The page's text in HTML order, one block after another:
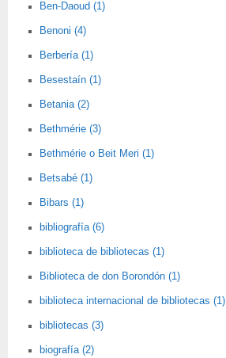
Ben-Daoud (1)
Benoni (4)
Berbería (1)
Besestaín (1)
Betania (2)
Bethmérie (3)
Bethmérie o Beit Meri (1)
Betsabé (1)
Bibars (1)
bibliografía (6)
biblioteca de bibliotecas (1)
Biblioteca de don Borondón (1)
biblioteca internacional de bibliotecas (1)
bibliotecas (3)
biografía (2)